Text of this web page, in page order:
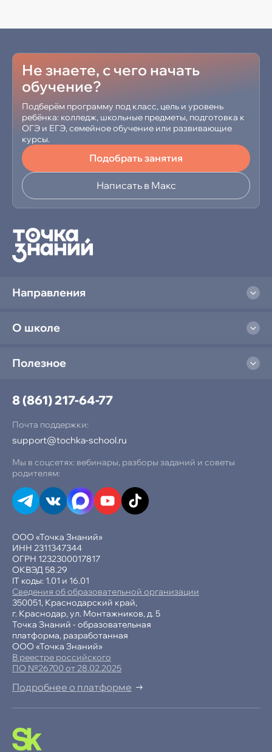
Интернет-маркетинг и экономист
Юриспруденция
Тест-драйв колледжа
Подготовка к школе
Подготовка к школе
Семейное обучение
−10% при оплате в рассрочку
Не знаете, с чего начать
обучение?
Подберём программу под класс, цель и уровень
ребёнка: колледж, школьные предметы, подготовка к
ОГЭ и ЕГЭ, семейное обучение или развивающие
курсы.
Подобрать занятия
Написать в Макс
ООО «Точка Знаний»
ИНН 2311347344
ОГРН 1232300017817
ОКВЭД 58.29
IT коды: 1.01 и 16.01
Сведения об образовательной организации
350051, Краснодарский край,
г. Краснодар, ул. Монтажников, д. 5
Точка Знаний - образовательная
платформа, разработанная
ООО «Точка Знаний»
В реестре российского
ПО №26700 от 28.02.2025
Подробнее о платформе
Направления
О школе
Полезное
8 (861) 217-64-77
Почта поддержки:
support@tochka-school.ru
Мы в соцсетях: вебинары, разборы заданий и советы
родителям: